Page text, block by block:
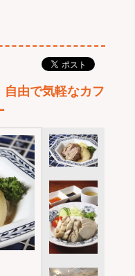
由で気軽なカフ